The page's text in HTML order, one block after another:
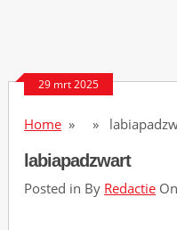
29 mrt 2025
Home » »
labiapadzwart
Posted in By Redactie